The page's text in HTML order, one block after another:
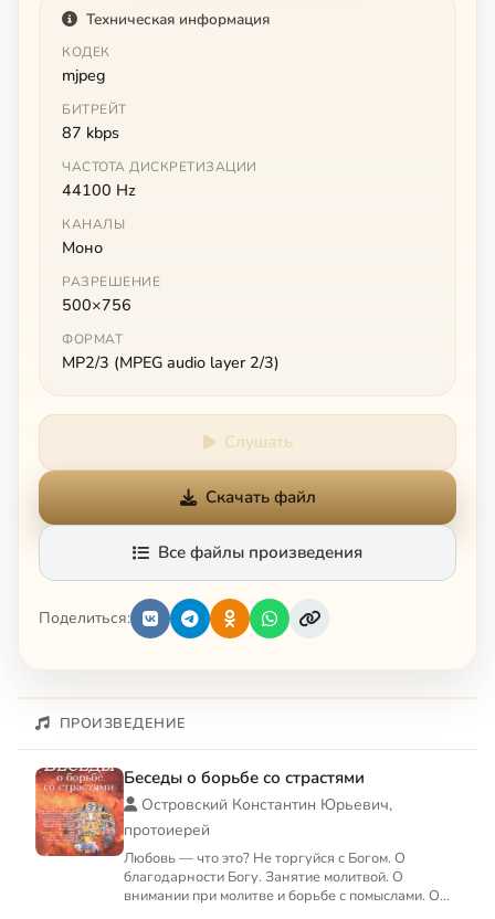
Техническая информация
КОДЕК
mjpeg
БИТРЕЙТ
87 kbps
ЧАСТОТА ДИСКРЕТИЗАЦИИ
44100 Hz
КАНАЛЫ
Моно
РАЗРЕШЕНИЕ
500×756
ФОРМАТ
MP2/3 (MPEG audio layer 2/3)
Слушать
Скачать файл
Все файлы произведения
Поделиться:
ПРОИЗВЕДЕНИЕ
Беседы о борьбе со страстями
Островский Константин Юрьевич,
протоиерей
Любовь — что это? Не торгуйся с Богом. О
благодарности Богу. Занятие молитвой. О
внимании при молитве и борьбе с помыслами. О